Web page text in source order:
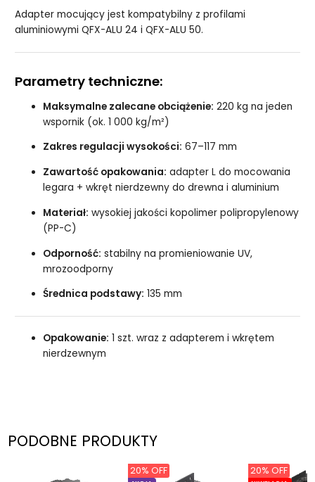
Adapter mocujący jest kompatybilny z profilami
aluminiowymi QFX-ALU 24 i QFX-ALU 50.
Parametry techniczne:
Maksymalne zalecane obciążenie: 220 kg na jeden
wspornik (ok. 1 000 kg/m²)
Zakres regulacji wysokości: 67–117 mm
Zawartość opakowania: adapter L do mocowania
legara + wkręt nierdzewny do drewna i aluminium
Materiał: wysokiej jakości kopolimer polipropylenowy
(PP-C)
Odporność: stabilny na promieniowanie UV,
mrozoodporny
Średnica podstawy: 135 mm
Opakowanie: 1 szt. wraz z adapterem i wkrętem
nierdzewnym
PODOBNE PRODUKTY
20% OFF 20% OFF